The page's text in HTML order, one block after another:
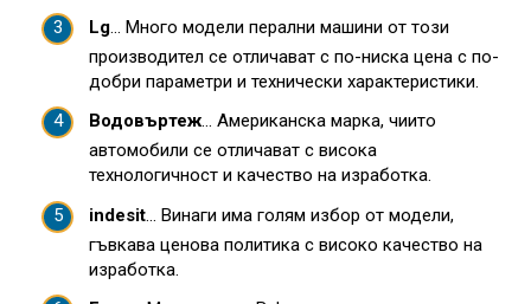
Lg... Много модели перални машини от този
производител се отличават с по-ниска цена с по-
добри параметри и технически характеристики.
Водовъртеж... Американска марка, чиито
автомобили се отличават с висока
технологичност и качество на изработка.
indesit... Винаги има голям избор от модели,
гъвкава ценова политика с високо качество на
изработка.